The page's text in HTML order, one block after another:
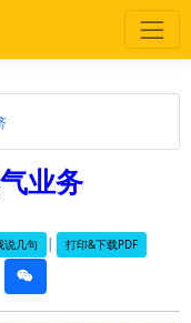
业务
说几句 | 打印&下载PDF
weixin